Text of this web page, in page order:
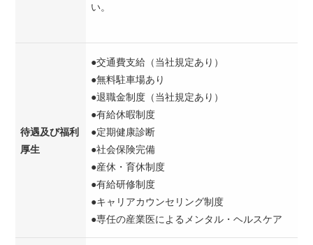
い。
待遇及び福利
厚生
●交通費支給（当社規定あり）
●無料駐車場あり
●退職金制度（当社規定あり）
●有給休暇制度
●定期健康診断
●社会保険完備
●産休・育休制度
●有給研修制度
●キャリアカウンセリング制度
●専任の産業医によるメンタル・ヘルスケア